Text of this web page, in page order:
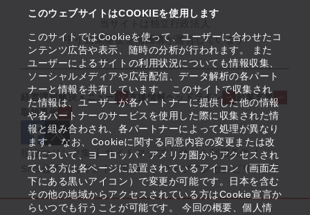
このウェブサイトはCOOKIEを使用します
このサイトではCookieを使って、ユーザーに合わせたコ
ンテンツ広告や表示、随時の分析が行われます。 また
ユーザーによるサイトの利用状況についても情報収集、
ソーシャルメディアや広告配信、データ解析の各パート
ナーと情報を共有しています。 このサイトで収集され
た情報は、ユーザーが各パートナーに提供した他の情報
や各パートナーのサービスを使用した際に収集された情
報と組み合わされ、各パートナーによって処理が異なり
ます。 なお、Cookieに関する同意内容の変更または改
訂について、ヨーロッパ・アメリカ圏からアクセスされ
ている方は各ページに設置されているアイコン（画面左
下にある黒いアイコン）で変更が可能です。日本を含む
その他の地域からアクセスされている方はCookie宣言か
らいつでも行うことが可能です。 今回の概要、個人情
中小企業基盤整備機構が運営しています
経営課題解決メニュー 支援情報ヘッドライン
起業支援
取組事例
役立つリンク集 サイトマップ
サイト利用条件
SNS公式アカウント一覧
ウェブアクセシビリティ